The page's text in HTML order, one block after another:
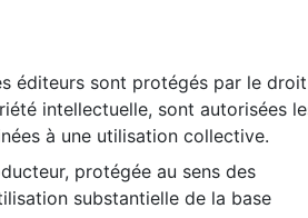
éditeurs sont protégés par le droit
intellectuelle, sont autorisées
à une utilisation collective.
protégée au sens des
substantielle de la base